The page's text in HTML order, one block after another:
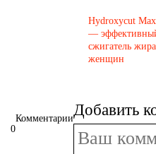
Hydroxycut
—
сжигатель
женщин
Комментарии
0
Добавить